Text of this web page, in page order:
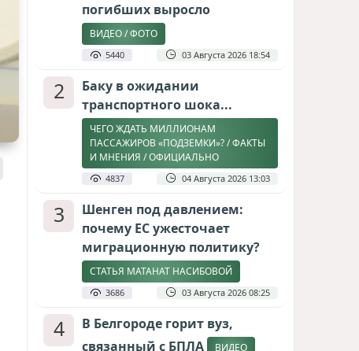
погибших выросло
ВИДЕО / ФОТО
5440 03 Августа 2026 18:54
2
Баку в ожидании
транспортного шока...
ЧЕГО ЖДАТЬ МИЛЛИОНАМ
ПАССАЖИРОВ «ПОДЗЕМКИ»? / ФАКТЫ
И МНЕНИЯ / ОФИЦИАЛЬНО
4837 04 Августа 2026 13:03
3
Шенген под давлением:
почему ЕС ужесточает
миграционную политику?
СТАТЬЯ МАТАНАТ НАСИБОВОЙ
3686 03 Августа 2026 08:25
4
В Белгороде горит вуз,
связанный с БПЛА
ВИДЕО